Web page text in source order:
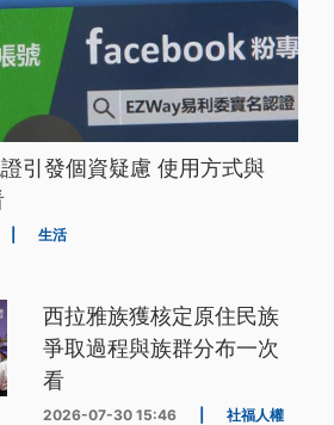
引發個資疑慮 使用方式與
生活
西拉雅族獲核定原住民族
爭取過程與族群分布一次
看
2026-07-30 15:46 社福人權